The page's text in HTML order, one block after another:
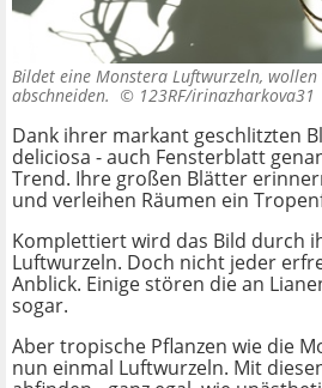
Bildet eine Monstera Luftwurzeln,
abschneiden. © 123RF/irinazharkova31
Dank ihrer markant geschlitzten
deliciosa - auch Fensterblatt
Trend. Ihre großen Blätter
und verleihen Räumen ein
Komplettiert wird das Bild durch
Luftwurzeln. Doch nicht jeder
Anblick. Einige stören die an
sogar.
Aber tropische Pflanzen wie die
nun einmal Luftwurzeln. Mit